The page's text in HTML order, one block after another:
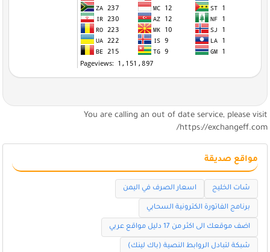
You are calling an out of date service, please visit
https://exchangeff.com/
مواقع صديقة
شات الخليج اسعار الصرف في اليمن
برنامج الفاتورة الكترونية السحابي
اضف موقعك الى اكثر من 17 دليل مواقع عربي
شبكة لتبادل الروابط النصية (باك لينك)